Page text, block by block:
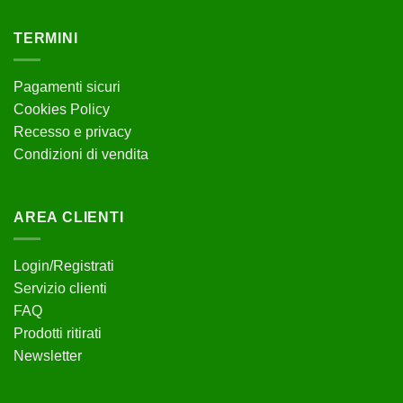
TERMINI
Pagamenti sicuri
Cookies Policy
Recesso e privacy
Condizioni di vendita
AREA CLIENTI
Login/Registrati
Servizio clienti
FAQ
Prodotti ritirati
Newsletter